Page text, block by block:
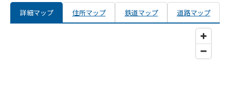
詳細マップ 住所マップ 鉄道マップ 道路マップ